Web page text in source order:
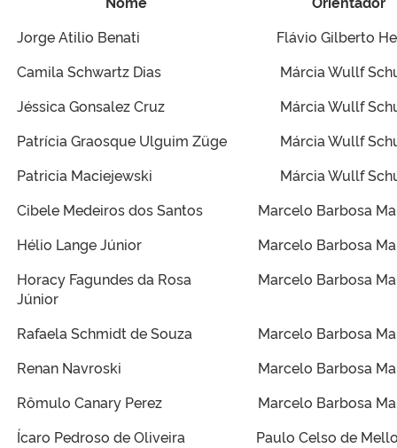
Jorge Atilio Benati
Flávio Gilberto
Camila Schwartz Dias
Márcia Wullf
Jéssica Gonsalez Cruz
Márcia Wullf
Patrícia Graosque Ulguim Züge
Márcia Wullf
Patricia Maciejewski
Márcia Wullf
Cibele Medeiros dos Santos
Marcelo Barbosa
Hélio Lange Júnior
Marcelo Barbosa
Horacy Fagundes da Rosa
Júnior
Marcelo Barbosa
Rafaela Schmidt de Souza
Marcelo Barbosa
Renan Navroski
Marcelo Barbosa
Rômulo Canary Perez
Marcelo Barbosa
Ícaro Pedroso de Oliveira
Paulo Celso de